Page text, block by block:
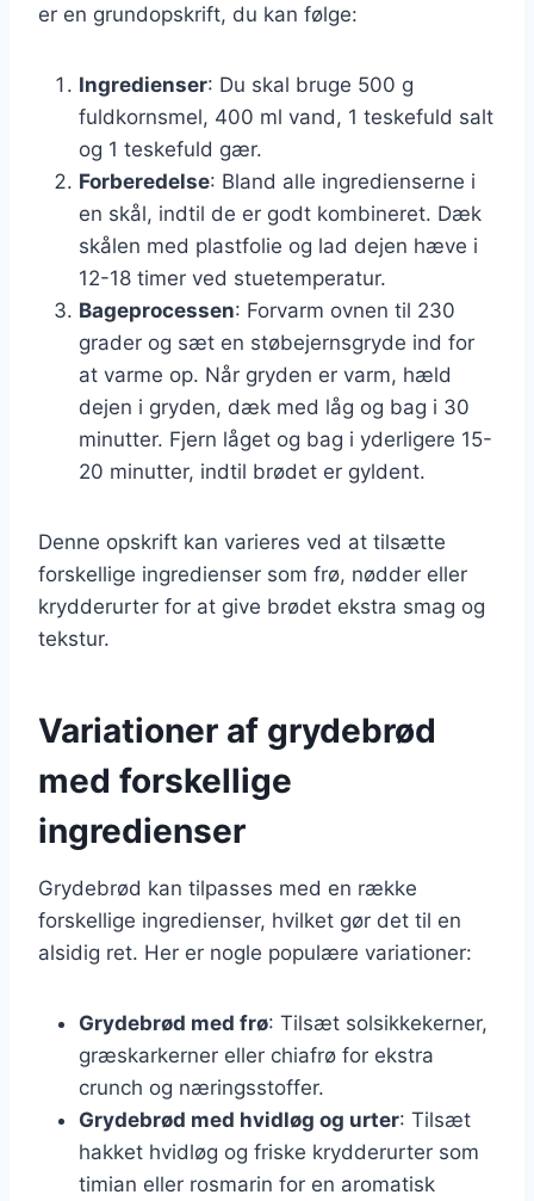
er en grundopskrift, du kan følge:
Ingredienser: Du skal bruge 500 g
fuldkornsmel, 400 ml vand, 1 teskefuld salt
og 1 teskefuld gær.
Forberedelse: Bland alle ingredienserne i
en skål, indtil de er godt kombineret. Dæk
skålen med plastfolie og lad dejen hæve i
12-18 timer ved stuetemperatur.
Bageprocessen: Forvarm ovnen til 230
grader og sæt en støbejernsgryde ind for
at varme op. Når gryden er varm, hæld
dejen i gryden, dæk med låg og bag i 30
minutter. Fjern låget og bag i yderligere 15-
20 minutter, indtil brødet er gyldent.
Denne opskrift kan varieres ved at tilsætte
forskellige ingredienser som frø, nødder eller
krydderurter for at give brødet ekstra smag og
tekstur.
Variationer af grydebrød
med forskellige
ingredienser
Grydebrød kan tilpasses med en række
forskellige ingredienser, hvilket gør det til en
alsidig ret. Her er nogle populære variationer:
Grydebrød med frø: Tilsæt solsikkekerner,
græskarkerner eller chiafrø for ekstra
crunch og næringsstoffer.
Grydebrød med hvidløg og urter: Tilsæt
hakket hvidløg og friske krydderurter som
timian eller rosmarin for en aromatisk